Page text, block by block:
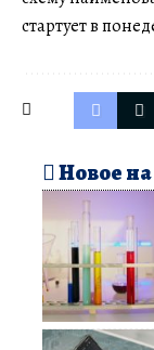
стартует в
Новое